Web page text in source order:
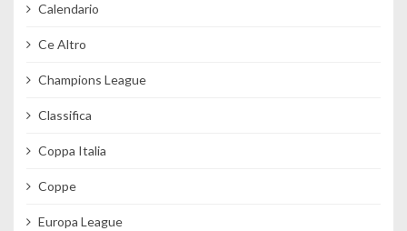
Calendario
Ce Altro
Champions League
Classifica
Coppa Italia
Coppe
Europa League